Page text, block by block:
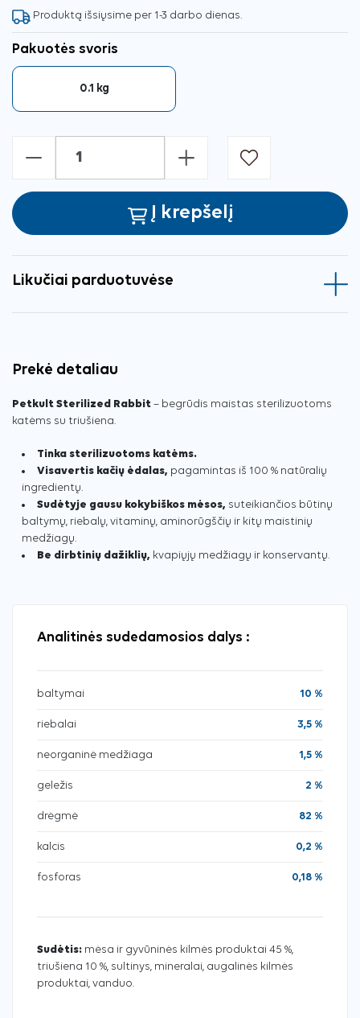
Produktą išsiųsime per 1-3 darbo dienas.
Pakuotės svoris
0.1 kg
- +
Į krepšelį
Likučiai parduotuvėse
Prekė detaliau
Petkult Sterilized Rabbit – begrūdis maistas sterilizuotoms
katėms su triušiena.
Tinka sterilizuotoms katėms.
Visavertis kačių ėdalas, pagamintas iš 100 % natūralių
ingredientų.
Sudėtyje gausu kokybiškos mėsos, suteikiančios būtinų
baltymų, riebalų, vitaminų, aminorūgščių ir kitų maistinių
medžiagų.
Be dirbtinių dažiklių, kvapiųjų medžiagų ir konservantų.
Analitinės sudedamosios dalys :
baltymai 10 %
riebalai 3,5 %
neorganinė medžiaga 1,5 %
geležis 2 %
drėgmė 82 %
kalcis 0,2 %
fosforas 0,18 %
Sudėtis: mėsa ir gyvūninės kilmės produktai 45 %,
triušiena 10 %, sultinys, mineralai, augalinės kilmės
produktai, vanduo.